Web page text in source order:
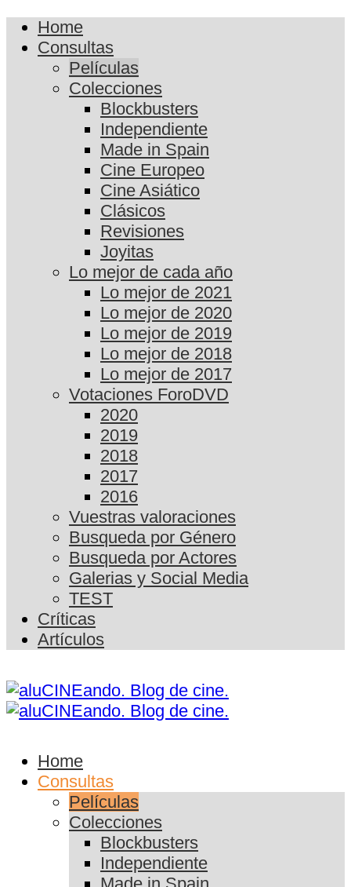
Home
Consultas
Películas
Colecciones
Blockbusters
Independiente
Made in Spain
Cine Europeo
Cine Asiático
Clásicos
Revisiones
Joyitas
Lo mejor de cada año
Lo mejor de 2021
Lo mejor de 2020
Lo mejor de 2019
Lo mejor de 2018
Lo mejor de 2017
Votaciones ForoDVD
2020
2019
2018
2017
2016
Vuestras valoraciones
Busqueda por Género
Busqueda por Actores
Galerias y Social Media
TEST
Críticas
Artículos
Home
Consultas
Películas
Colecciones
Blockbusters
Independiente